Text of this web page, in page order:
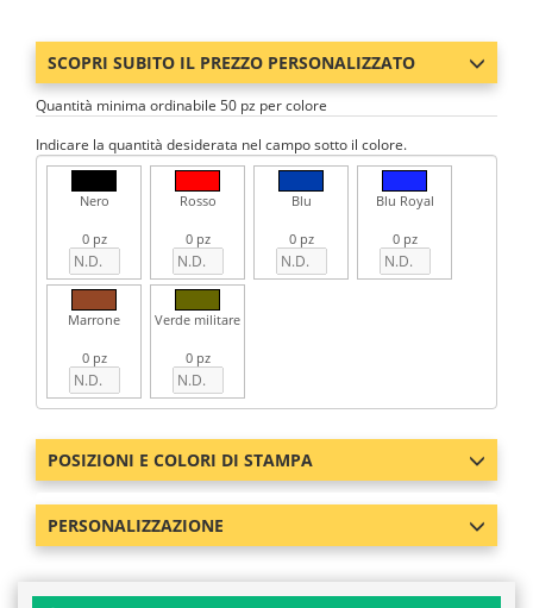
SCOPRI SUBITO IL PREZZO PERSONALIZZATO
Quantità minima ordinabile 50 pz per colore
Indicare la quantità desiderata nel campo sotto il colore.
Nero
0 pz
Rosso
0 pz
Blu
0 pz
Blu Royal
0 pz
Marrone
0 pz
Verde militare
0 pz
POSIZIONI E COLORI DI STAMPA
PERSONALIZZAZIONE